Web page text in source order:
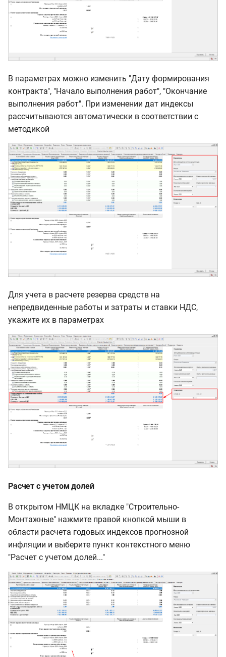
В параметрах можно изменить "Дату формирования
контракта", "Начало выполнения работ", "Окончание
выполнения работ". При изменении дат индексы
рассчитываются автоматически в соответствии с
методикой
Для учета в расчете резерва средств на
непредвиденные работы и затраты и ставки НДС,
укажите их в параметрах
Расчет с учетом долей
В открытом НМЦК на вкладке "Строительно-
Монтажные" нажмите правой кнопкой мыши в
области расчета годовых индексов прогнозной
инфляции и выберите пункт контекстного меню
"Расчет с учетом долей..."